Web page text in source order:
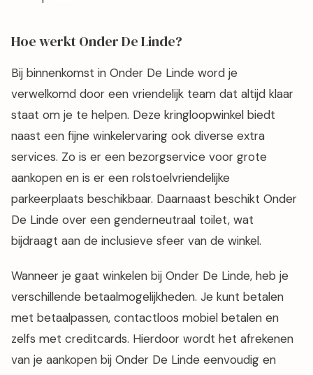
Hoe werkt Onder De Linde?
Bij binnenkomst in Onder De Linde word je
verwelkomd door een vriendelijk team dat altijd klaar
staat om je te helpen. Deze kringloopwinkel biedt
naast een fijne winkelervaring ook diverse extra
services. Zo is er een bezorgservice voor grote
aankopen en is er een rolstoelvriendelijke
parkeerplaats beschikbaar. Daarnaast beschikt Onder
De Linde over een genderneutraal toilet, wat
bijdraagt aan de inclusieve sfeer van de winkel.
Wanneer je gaat winkelen bij Onder De Linde, heb je
verschillende betaalmogelijkheden. Je kunt betalen
met betaalpassen, contactloos mobiel betalen en
zelfs met creditcards. Hierdoor wordt het afrekenen
van je aankopen bij Onder De Linde eenvoudig en